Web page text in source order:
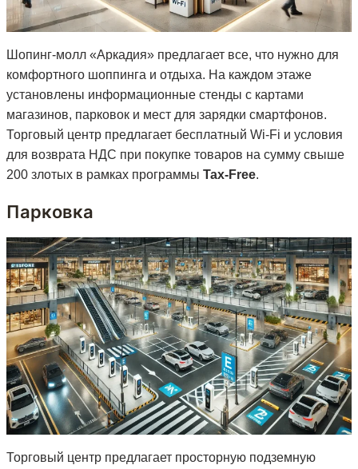
Шопинг-молл «Аркадия» предлагает все, что нужно для
комфортного шоппинга и отдыха. На каждом этаже
установлены информационные стенды с картами
магазинов, парковок и мест для зарядки смартфонов.
Торговый центр предлагает бесплатный Wi-Fi и условия
для возврата НДС при покупке товаров на сумму свыше
200 злотых в рамках программы Tax-Free.
Парковка
Торговый центр предлагает просторную подземную